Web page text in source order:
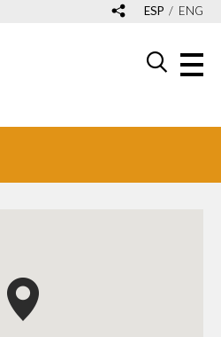
ESP ENG